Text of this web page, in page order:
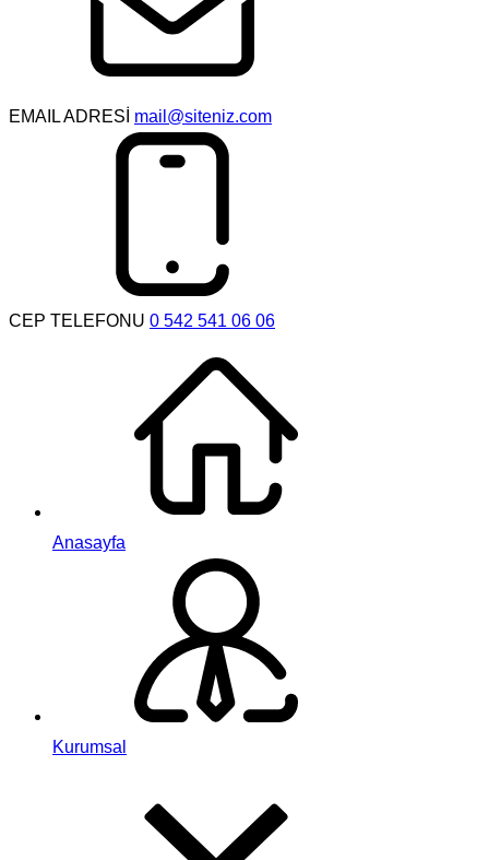
EMAIL ADRESİ mail@siteniz.com
CEP TELEFONU 0 542 541 06 06
Anasayfa
Kurumsal